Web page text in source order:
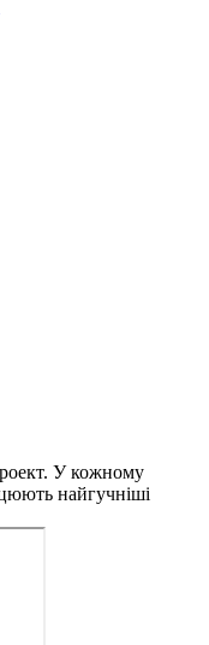
У кожному
найгучніші